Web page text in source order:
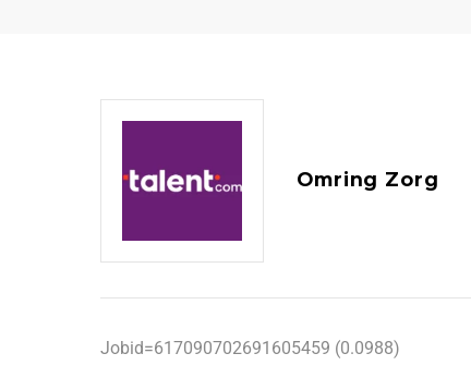
Omring Zorg
Jobid=617090702691605459 (0.0988)